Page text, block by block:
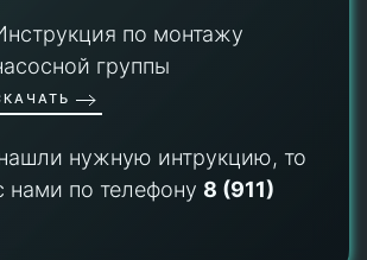
по монтажу
группы
нужную интрукцию, то
нами по телефону 8 (911)